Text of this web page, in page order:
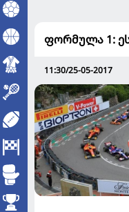
ფორმულა 1:
11:30/25-05-2017